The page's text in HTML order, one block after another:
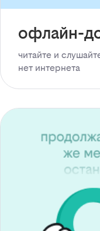
офлайн-
читайте и
нет интернета